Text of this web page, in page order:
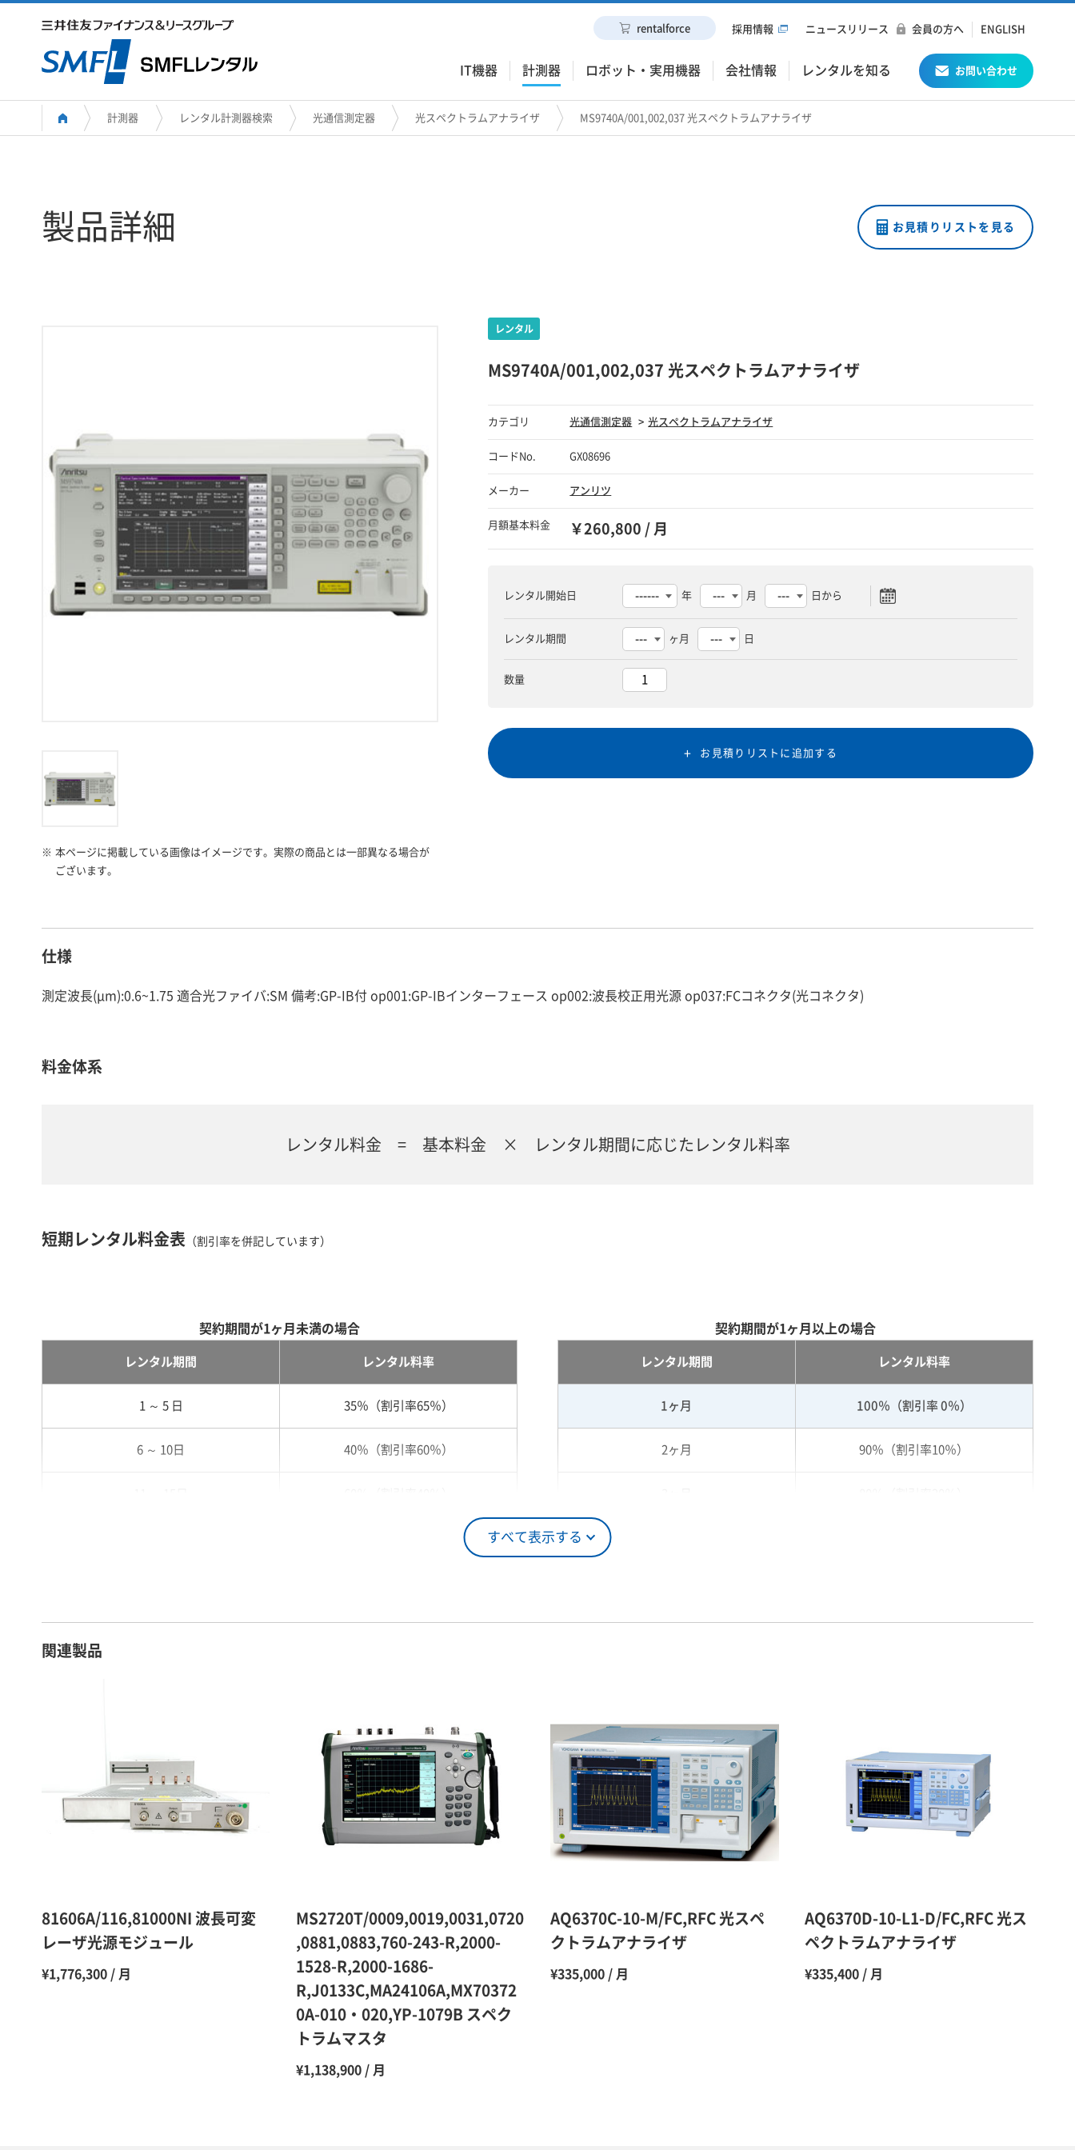
IT機器 計測器 ロボット・実用機器 会社情報 レンタルを知る お問い合わせ
rentalforce 採用情報 ニュースリリース 会員の方へ ENGLISH
計測器 レンタル計測器検索 光通信測定器 光スペクトラムアナライザ MS9740A/001,002,037 光スペクトラムアナライザ
製品詳細 お見積りリストを見る
※ 本ページに掲載している画像はイメージです。実際の商品とは一部異なる場合が
ございます。
MS9740A/001,002,037 光スペクトラムアナライザ
カテゴリ 光通信測定器 光スペクトラムアナライザ
コードNo. GX08696
メーカー アンリツ
月額基本料金 ￥260,800 / 月
レンタル開始日 年 月 日から
レンタル期間 ヶ月 日
数量
お見積りリストに追加する
仕様
測定波長(μm):0.6~1.75 適合光ファイバ:SM 備考:GP-IB付 op001:GP-IBインターフェース op002:波長校正用光源 op037:FCコネクタ(光コネクタ)
料金体系
レンタル料金 = 基本料金 × レンタル期間に応じたレンタル料率
短期レンタル料金表 （割引率を併記しています）
すべて表示する
契約期間が1ヶ月未満の場合
レンタル期間 レンタル料率
1 ～ 5 日 35％（割引率65％）
6 ～ 10日 40％（割引率60％）
26日 ～ 1ヶ月 100％（割引率 0％）
契約期間が1ヶ月以上の場合
レンタル期間 レンタル料率
1ヶ月 100％（割引率 0％）
2ヶ月 90％（割引率10％）
6ヶ月 65％（割引率35％）
9ヶ月 50％（割引率50％）
10ヶ月 48％（割引率52％）
11ヶ月
関連製品
81606A/116,81000NI 波長可変
レーザ光源モジュール
¥1,776,300 / 月
MS2720T/0009,0019,0031,0720
,0881,0883,760-243-R,2000-
1528-R,2000-1686-
R,J0133C,MA24106A,MX70372
0A-010・020,YP-1079B スペク
トラムマスタ
¥1,138,900 / 月
AQ6370C-10-M/FC,RFC 光スペ
クトラムアナライザ
¥335,000 / 月
AQ6370D-10-L1-D/FC,RFC 光ス
ペクトラムアナライザ
¥335,400 / 月